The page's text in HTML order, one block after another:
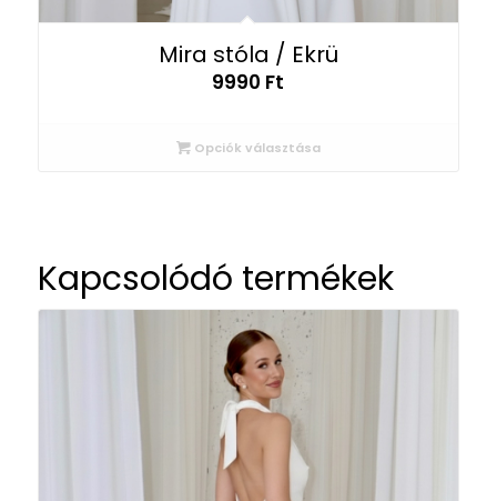
Mira stóla / Ekrü
9990 Ft
Opciók választása
Kapcsolódó termékek